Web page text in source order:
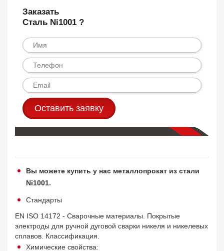
Заказать
Сталь Ni1001 ?
Оставить заявку
Вы можете купить у нас металлопрокат из стали
Ni1001.
Стандарты
EN ISO 14172 - Сварочные материалы. Покрытые
электроды для ручной дуговой сварки никеля и никелевых
сплавов. Классификация.
Химические свойства: